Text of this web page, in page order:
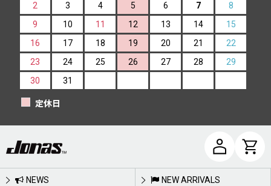
2
3 4 5 6 7
8
9
10 11 12 13 14
15
16
17 18 19 20 21
22
23
24 25 26 27 28
29
30
31
定休日
NEWS NEW ARRIVALS